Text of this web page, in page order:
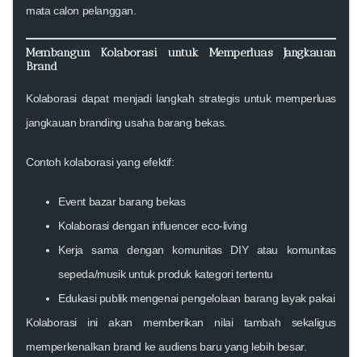
mata calon pelanggan.
Membangun Kolaborasi untuk Memperluas Jangkauan
Brand
Kolaborasi dapat menjadi langkah strategis untuk memperluas
jangkauan branding usaha barang bekas.
Contoh kolaborasi yang efektif:
Event bazar barang bekas
Kolaborasi dengan influencer eco-living
Kerja sama dengan komunitas DIY atau komunitas
sepeda/musik untuk produk kategori tertentu
Edukasi publik mengenai pengelolaan barang layak pakai
Kolaborasi ini akan memberikan nilai tambah sekaligus
memperkenalkan brand ke audiens baru yang lebih besar.